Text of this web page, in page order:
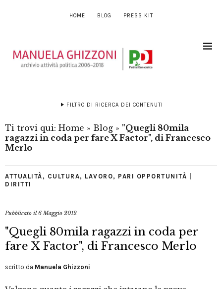
HOME BLOG PRESS KIT
FILTRO DI RICERCA DEI CONTENUTI
Ti trovi qui: Home » Blog » "Quegli 80mila
ragazzi in coda per fare X Factor", di Francesco
Merlo
ATTUALITÀ , CULTURA, LAVORO, PARI OPPORTUNITÀ |
DIRITTI
Pubblicato il6 Maggio 2012
"Quegli 80mila ragazzi in coda per
fare X Factor", di Francesco Merlo
scritto da Manuela Ghizzoni